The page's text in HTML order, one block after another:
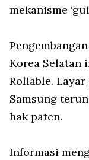
mekanisme
Korea Selatan
Rollable.
Samsung
hak paten.
Informasi